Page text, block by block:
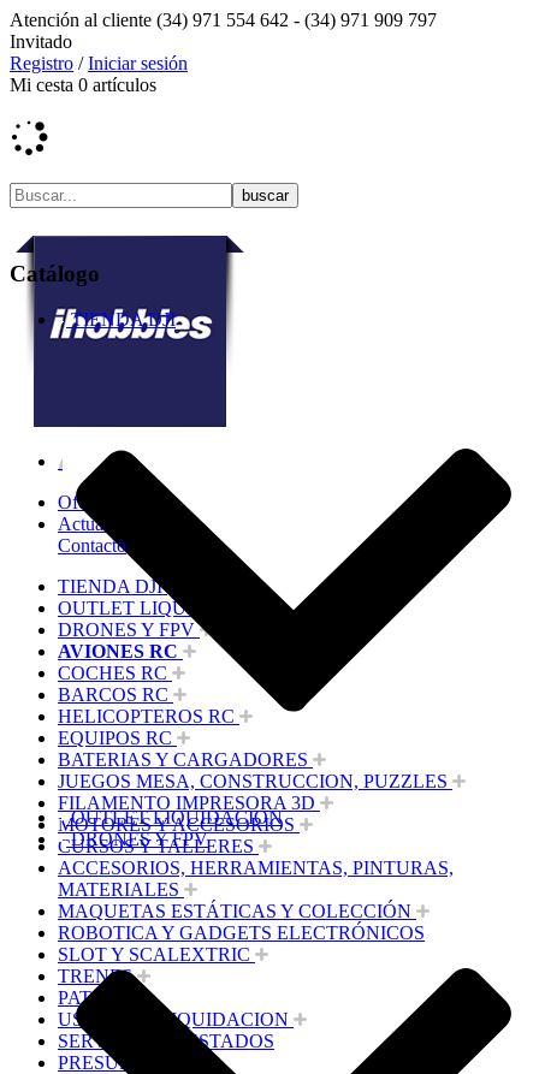
Atención al cliente (34) 971 554 642 - (34) 971 909 797
Invitado
Registro /Iniciar sesión
Mi cesta 0 artículos
Ofertas
Actualidad
Contacto
TIENDA DJI
OUTLET LIQUIDACION
DRONES Y FPV
AVIONES RC
COCHES RC
BARCOS RC
HELICOPTEROS RC
EQUIPOS RC
BATERIAS Y CARGADORES
JUEGOS MESA, CONSTRUCCION, PUZZLES
FILAMENTO IMPRESORA 3D
MOTORES Y ACCESORIOS
CURSOS Y TALLERES
ACCESORIOS, HERRAMIENTAS, PINTURAS,
MATERIALES
MAQUETAS ESTÁTICAS Y COLECCIÓN
ROBOTICA Y GADGETS ELECTRÓNICOS
SLOT Y SCALEXTRIC
TRENES
PATINES
USADOS Y LIQUIDACION
SERVICIOS PRESTADOS
PRESUPUESTOS
Catálogo
TIENDA DJI
OUTLET LIQUIDACION
DRONES Y FPV